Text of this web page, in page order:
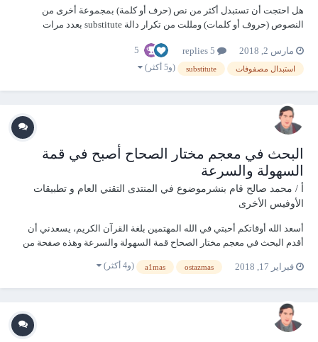
هل احتجت أن تستبدل أكثر من نص (حرف أو كلمة) بمجموعة أخرى من
النصوص (حروف أو كلمات) ومللت من تكرار دالة substitute بعدد مرات
وإجراء SUB زكاة العلم نشره فشارك غيرك ما تعلمه يزدد علمك لو بخل بها
غيرك ما وصلت إليك #a1ma...
مارس 2, 2018 5
استبدال مصفوفات substitute (و5 أكثر)
البحث في معجم مختار الصحاح أصبح في قمة
السهولة والسرعة
أ / محمد صالح قام بنشرموضوع في المنتدى التقني العام و تطبيقات
الأوفيس الأخرى
أسعد الله أوقاتكم أحبتي في الله المهتمين بلغة القرآن الكريم، يسعدني أن
أقدم البحث في معجم مختار الصحاح قمة السهولة والسرعة وهذه صفحة من
يعرفه: مختار الصحاح كتبه محمد بن أبي بكر بن عبد القادر الرازي ، وكان قد
فبراير 17, 2018 ostazmas
a1mas (و4 أكثر)